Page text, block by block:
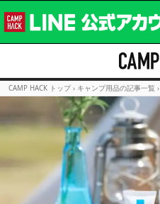
CAMP HACK トップ › キャンプ用品の記事一覧 ›